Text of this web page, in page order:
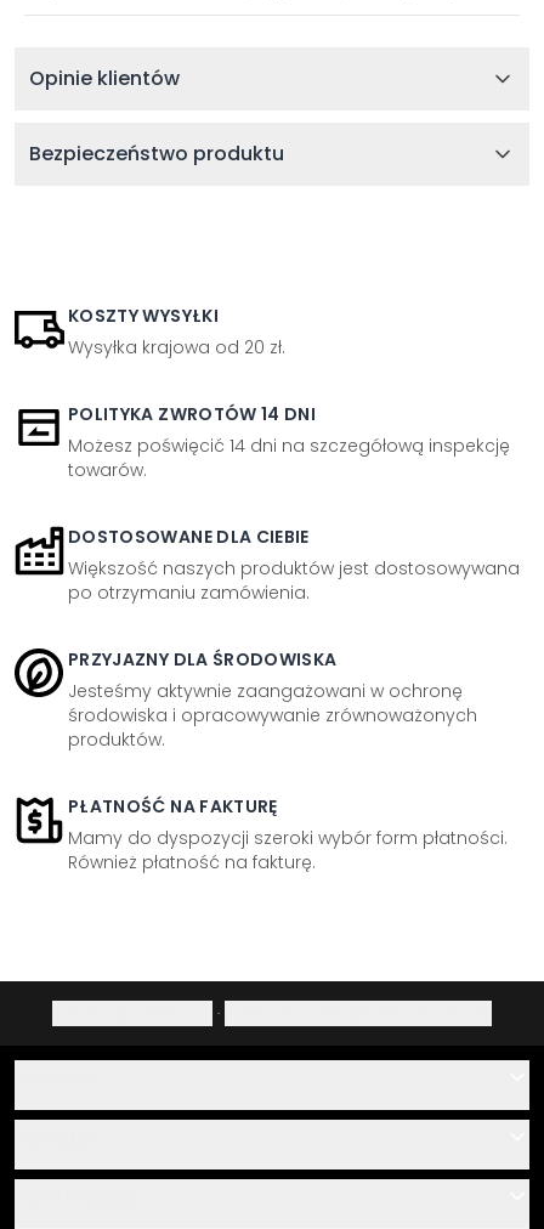
Opinie klientów
Bezpieczeństwo produktu
KOSZTY WYSYŁKI
Wysyłka krajowa od 20 zł.
POLITYKA ZWROTÓW 14 DNI
Możesz poświęcić 14 dni na szczegółową inspekcję
towarów.
DOSTOSOWANE DLA CIEBIE
Większość naszych produktów jest dostosowywana
po otrzymaniu zamówienia.
PRZYJAZNY DLA ŚRODOWISKA
Jesteśmy aktywnie zaangażowani w ochronę
środowiska i opracowywanie zrównoważonych
produktów.
PŁATNOŚĆ NA FAKTURĘ
Mamy do dyspozycji szeroki wybór form płatności.
Również płatność na fakturę.
·
O nas